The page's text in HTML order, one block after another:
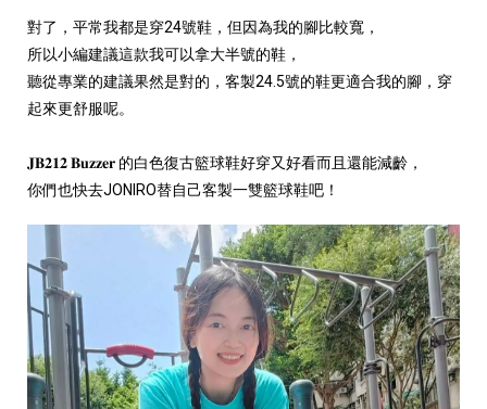
對了，平常我都是穿24號鞋，但因為我的腳比較寬，
所以小編建議這款我可以拿大半號的鞋，
聽從專業的建議果然是對的，客製24.5號的鞋更適合我的腳，穿
起來更舒服呢。
𝐉𝐁𝟐𝟏𝟐 𝐁𝐮𝐳𝐳𝐞𝐫 的白色復古籃球鞋好穿又好看而且還能減齡，
你們也快去JONIRO替自己客製一雙籃球鞋吧！